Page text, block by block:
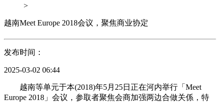
>
越南Meet Europe 2018会议，聚焦商业协定
发布时间：
2025-03-02 06:44
越南等单元于本(2018)年5月25日正在河内举行「Meet
Europe 2018」会议，参取者聚焦会商加强两边合做关係，特